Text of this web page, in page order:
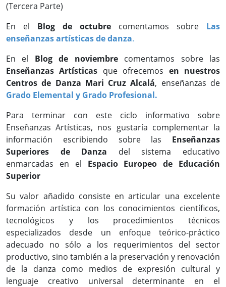
(Tercera Parte)
En el Blog de octubre comentamos sobre Las
enseñanzas artísticas de danza.
En el Blog de noviembrecomentamos sobre las
Enseñanzas Artísticas que ofrecemos en nuestros
Centros de Danza Mari Cruz Alcalá, enseñanzas de
Grado Elemental y Grado Profesional.
Para terminar con este ciclo informativo sobre
Enseñanzas Artísticas, nos gustaría complementar la
información escribiendo sobre las Enseñanzas
Superiores de Danza del sistema educativo
enmarcadas en el Espacio Europeo de Educación
Superior
Su valor añadido consiste en articular una excelente
formación artística con los conocimientos científicos,
tecnológicos y los procedimientos técnicos
especializados desde un enfoque teórico-práctico
adecuado no sólo a los requerimientos del sector
productivo, sino también a la preservación y renovación
de la danza como medios de expresión cultural y
lenguaje creativo universal determinante en el